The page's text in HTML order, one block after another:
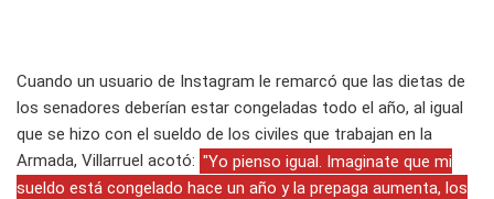
Cuando un usuario de Instagram le remarcó que las dietas de
los senadores deberían estar congeladas todo el año, al igual
que se hizo con el sueldo de los civiles que trabajan en la
Armada, Villarruel acotó: "Yo pienso igual. Imaginate que mi
sueldo está congelado hace un año y la prepaga aumenta, los